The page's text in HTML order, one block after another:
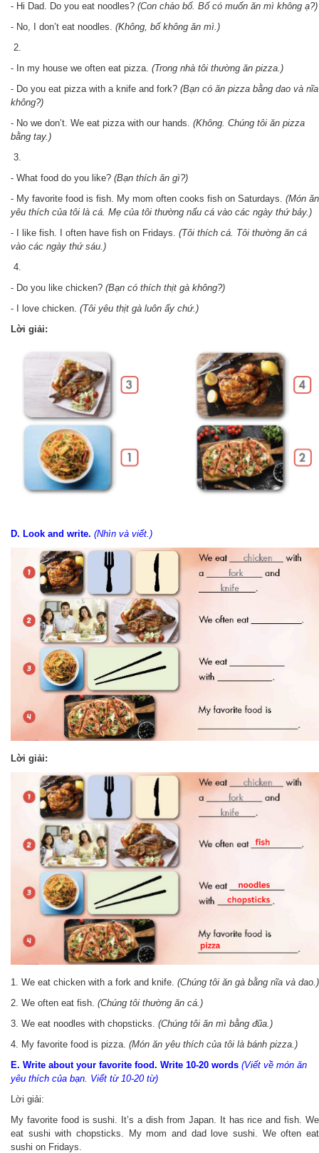
- Hi Dad. Do you eat noodles? (Con chào bố. Bố có muốn ăn mì không ạ?)
- No, I don’t eat noodles. (Không, bố không ăn mì.)
2.
- In my house we often eat pizza. (Trong nhà tôi thường ăn pizza.)
- Do you eat pizza with a knife and fork? (Bạn có ăn pizza bằng dao và nĩa
không?)
- No we don’t. We eat pizza with our hands. (Không. Chúng tôi ăn pizza
bằng tay.)
3.
- What food do you like? (Bạn thích ăn gì?)
- My favorite food is fish. My mom often cooks fish on Saturdays. (Món ăn
yêu thích của tôi là cá. Mẹ của tôi thường nấu cá vào các ngày thứ bảy.)
- I like fish. I often have fish on Fridays. (Tôi thích cá. Tôi thường ăn cá
vào các ngày thứ sáu.)
4.
- Do you like chicken? (Bạn có thích thịt gà không?)
- I love chicken. (Tôi yêu thịt gà luôn ấy chứ.)
Lời giải:
D. Look and write. (Nhìn và viết.)
Lời giải:
1. We eat chicken with a fork and knife. (Chúng tôi ăn gà bằng nĩa và dao.)
2. We often eat fish. (Chúng tôi thường ăn cá.)
3. We eat noodles with chopsticks. (Chúng tôi ăn mì bằng đũa.)
4. My favorite food is pizza. (Món ăn yêu thích của tôi là bánh pizza.)
E. Write about your favorite food. Write 10-20 words (Viết về món ăn
yêu thích của bạn. Viết từ 10-20 từ)
Lời giải:
My favorite food is sushi. It’s a dish from Japan. It has rice and fish. We
eat sushi with chopsticks. My mom and dad love sushi. We often eat
sushi on Fridays.